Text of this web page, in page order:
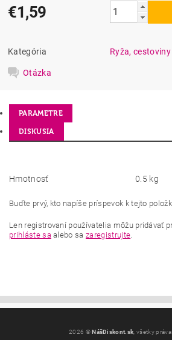
€1,59
Kategória Ryža,
Otázka
PARAMETRE
DISKUSIA
Hmotnosť 0.5 kg
Buďte prvý, kto napíše príspevok k tejto
Len registrovaní používatelia môžu pridávať
prihláste sa alebo sazaregistrujte.
2026 ©NášDiskont.sk , všetky